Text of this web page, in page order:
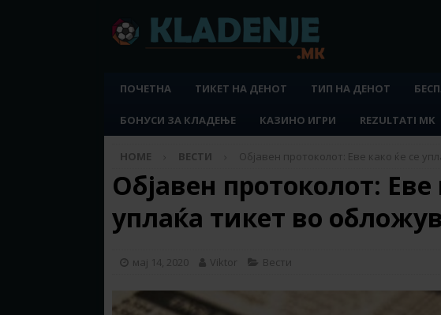
ПОЧЕТНА ТИКЕТ НА ДЕНОТ ТИП НА ДЕНОТ
БОНУСИ ЗА КЛАДЕЊЕ КАЗИНО ИГРИ REZULTATI MK
HOME ВЕСТИ Објавен протоколот: Еве како ќе се
Објавен протоколот: Еве
уплаќа тикет во
мај 14, 2020 Viktor Вести